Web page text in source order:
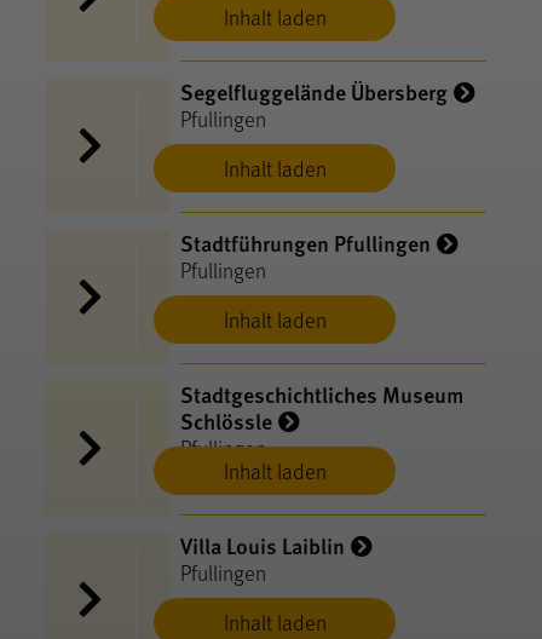
Inhalt laden
Inhalt laden
Segelfluggelände Übersberg
Pfullingen
Inhalt laden
Stadtführungen Pfullingen
Pfullingen
Inhalt laden
Stadtgeschichtliches Museum
Schlössle
Pfullingen
Inhalt laden
Villa Louis Laiblin
Pfullingen